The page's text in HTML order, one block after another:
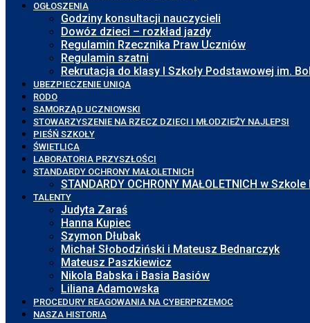
OGŁOSZENIA
Godziny konsultacji nauczycieli
Dowóz dzieci – rozkład jazdy
Regulamin Rzecznika Praw Uczniów
Regulamin szatni
Rekrutacja do klasy I Szkoły Podstawowej im.
UBEZPIECZENIE UNIQA
RODO
SAMORZĄD UCZNIOWSKI
STOWARZYSZENIE NA RZECZ DZIECI I MŁODZIEŻY NAJLEPSI
PIEŚŃ SZKOŁY
ŚWIETLICA
LABORATORIA PRZYSZŁOŚCI
STANDARDY OCHRONY MAŁOLETNICH
STANDARDY OCHRONY MAŁOLETNICH w
TALENTY
Judyta Zaraś
Hanna Kupiec
Szymon Dłubak
Michał Słobodziński i Mateusz Bednarczyk
Mateusz Paszkiewicz
Nikola Babska i Basia Basiów
Liliana Adamowska
PROCEDURY REAGOWANIA NA CYBERPRZEMOC
NASZA HISTORIA